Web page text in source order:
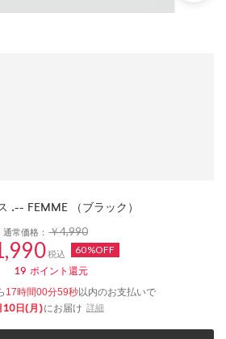
.-- FEMME （ブラック）
通常価格：￥4,990
税込 60%OFF
19 ポイント還元
17時間00分59秒以内のお支払いで
10日(月)にお届け 詳細